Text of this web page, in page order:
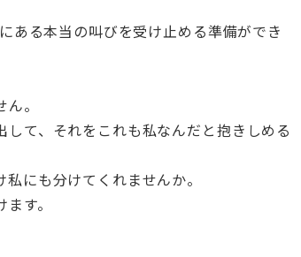
ある本当の叫びを受け止める準備ができ
。
て、それをこれも私なんだと抱きしめる
にも分けてくれませんか。
す。